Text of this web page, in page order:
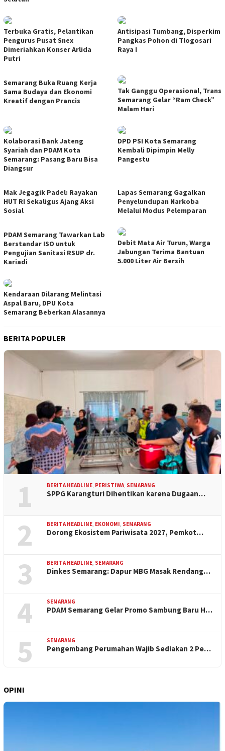
Terbuka Gratis, Pelantikan
Pengurus Pusat Snex
Dimeriahkan Konser Arlida
Putri
Antisipasi Tumbang, Disperkim
Pangkas Pohon di Tlogosari
Raya I
Semarang Buka Ruang Kerja
Sama Budaya dan Ekonomi
Kreatif dengan Prancis
Tak Ganggu Operasional, Trans
Semarang Gelar “Ram Check”
Malam Hari
Kolaborasi Bank Jateng
Syariah dan PDAM Kota
Semarang: Pasang Baru Bisa
Diangsur
DPD PSI Kota Semarang
Kembali Dipimpin Melly
Pangestu
Mak Jegagik Padel: Rayakan
HUT RI Sekaligus Ajang Aksi
Sosial
Lapas Semarang Gagalkan
Penyelundupan Narkoba
Melalui Modus Pelemparan
PDAM Semarang Tawarkan Lab
Berstandar ISO untuk
Pengujian Sanitasi RSUP dr.
Kariadi
Debit Mata Air Turun, Warga
Jabungan Terima Bantuan
5.000 Liter Air Bersih
Kendaraan Dilarang Melintasi
Aspal Baru, DPU Kota
Semarang Beberkan Alasannya
BERITA POPULER
1 BERITA HEADLINE, PERISTIWA, SEMARANG
SPPG Karangturi Dihentikan karena Dugaan…
2 BERITA HEADLINE, EKONOMI, SEMARANG
Dorong Ekosistem Pariwisata 2027, Pemkot…
3 BERITA HEADLINE, SEMARANG
Dinkes Semarang: Dapur MBG Masak Rendang…
4 SEMARANG
PDAM Semarang Gelar Promo Sambung Baru H…
5 SEMARANG
Pengembang Perumahan Wajib Sediakan 2 Pe…
OPINI